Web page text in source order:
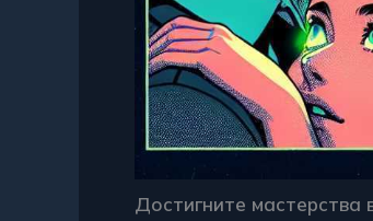
Достигните мастерства